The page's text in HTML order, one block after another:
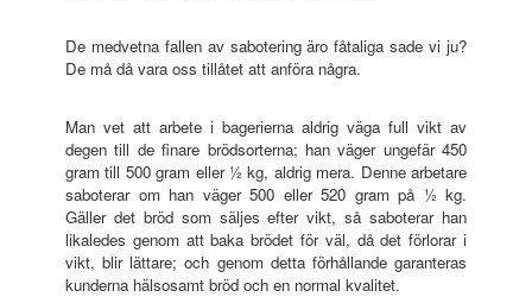
De medvetna fallen av sabotering äro fåtaliga sade vi ju?
De må då vara oss tillåtet att anföra några.
Man vet att arbete i bagerierna aldrig väga full vikt av
degen till de finare brödsorterna; han väger ungefär 450
gram till 500 gram eller ½ kg, aldrig mera. Denne arbetare
saboterar om han väger 500 eller 520 gram på ½ kg.
Gäller det bröd som säljes efter vikt, så saboterar han
likaledes genom att baka brödet för väl, då det förlorar i
vikt, blir lättare; och genom detta förhållande garanteras
kunderna hälsosamt bröd och en normal kvalitet.